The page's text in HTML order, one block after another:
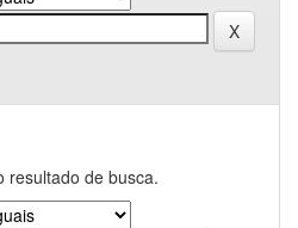
resultado de busca.